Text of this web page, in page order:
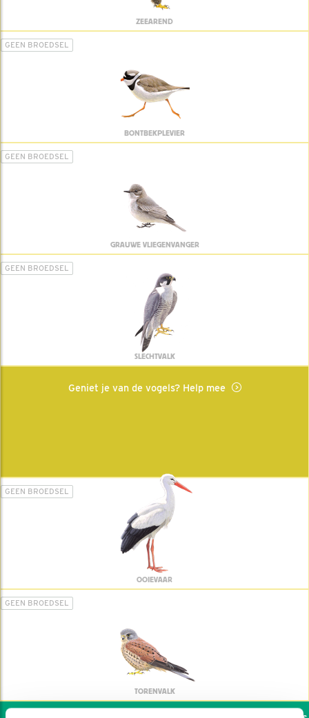
ZEEAREND
GEEN BROEDSEL
BONTBEKPLEVIER
GEEN BROEDSEL
GRAUWE VLIEGENVANGER
GEEN BROEDSEL
SLECHTVALK
Geniet je van de vogels? Help mee
GEEN BROEDSEL
OOIEVAAR
GEEN BROEDSEL
TORENVALK